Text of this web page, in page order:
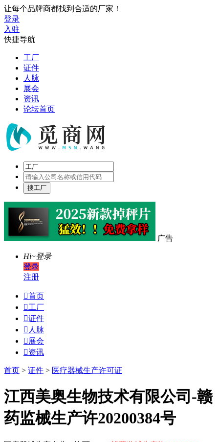
让每个品牌商都找到合适的厂家！
登录
入驻
快捷导航
工厂
证件
人脉
展会
资讯
论坛首页
广告
Hi~登录
登录
注册
首页
工厂
证件
 人脉
 展会
资讯
首页 > 证件 > 医疗器械生产许可证
江西美奥生物技术有限公司-赣
药监械生产许20200384号